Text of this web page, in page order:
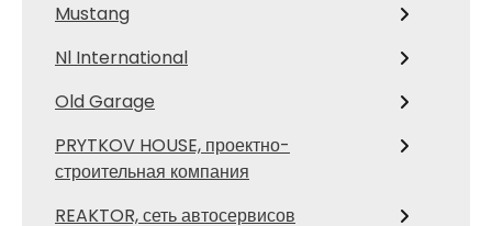
Mustang
Nl International
Old Garage
PRYTKOV HOUSE, проектно-
строительная компания
REAKTOR, сеть автосервисов